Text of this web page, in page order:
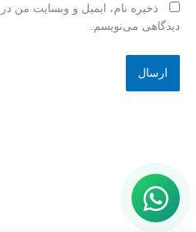
ذخیره نام، ایمیل و وبسایت من
دیدگاهی می‌نویسم.